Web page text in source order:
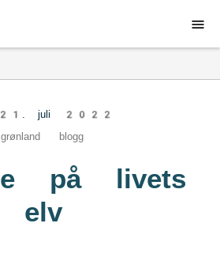
21. juli 2022
grønland
blogg
på livets
elv